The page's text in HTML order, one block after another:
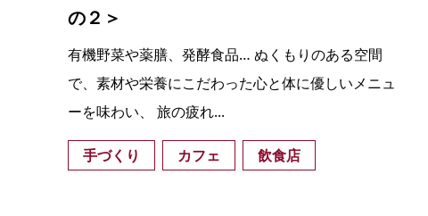
の２＞
有機野菜や薬膳、発酵食品… ぬくもりのある空間
で、素材や栄養にこだわった心と体に優しいメニュ
ーを味わい、 旅の疲れ...
手づくり カフェ 飲食店